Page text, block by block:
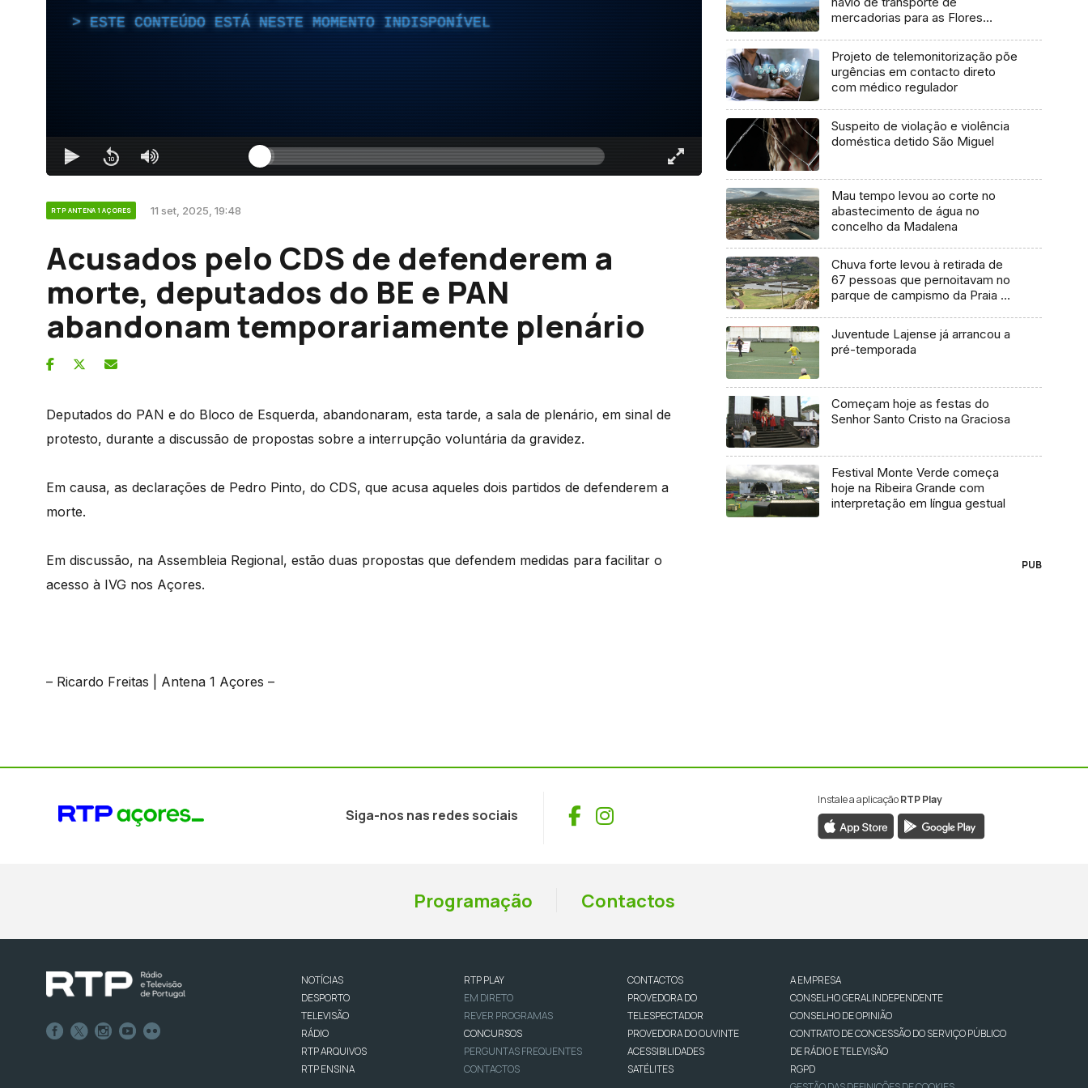
ESTE CONTEÚDO ESTÁ NESTE MOMENTO INDISPONÍVEL
RTP ANTENA 1 AÇORES 11 set, 2025, 19:48
Acusados pelo CDS de defenderem a
morte, deputados do BE e PAN
abandonam temporariamente plenário
Deputados do PAN e do Bloco de Esquerda, abandonaram, esta tarde, a sala de plenário, em sinal de
protesto, durante a discussão de propostas sobre a interrupção voluntária da gravidez.
Em causa, as declarações de Pedro Pinto, do CDS, que acusa aqueles dois partidos de defenderem a
morte.
Em discussão, na Assembleia Regional, estão duas propostas que defendem medidas para facilitar o
acesso à IVG nos Açores.
– Ricardo Freitas | Antena 1 Açores –
mercadorias para as Flores
Projeto de telemonitorização põe
urgências em contacto direto
com médico regulador
Suspeito de violação e violência
doméstica detido São Miguel
Mau tempo levou ao corte no
abastecimento de água no
concelho da Madalena
Chuva forte levou à retirada de
67 pessoas que pernoitavam no
parque de campismo da Praia da
Juventude Lajense já arrancou a
pré-temporada
Começam hoje as festas do
Senhor Santo Cristo na Graciosa
Festival Monte Verde começa
hoje na Ribeira Grande com
interpretação em língua gestual
PUB
Siga-nos nas redes sociais Facebook
Instagram
Instale a aplicaçãoRTP Play
Programação Contactos
NOTÍCIAS
DESPORTO
TELEVISÃO
RÁDIO
RTP ARQUIVOS
RTP ENSINA
RTP PLAY
EM DIRETO
REVER PROGRAMAS
CONCURSOS
PERGUNTAS FREQUENTES
CONTACTOS
CONTACTOS
PROVEDORA DO
TELESPECTADOR
PROVEDORA DO OUVINTE
ACESSIBILIDADES
SATÉLITES
A EMPRESA
CONSELHO GERAL INDEPENDENTE
CONSELHO DE OPINIÃO
CONTRATO DE CONCESSÃO DO SERVIÇO PÚBLICO
DE RÁDIO E TELEVISÃO
RGPD